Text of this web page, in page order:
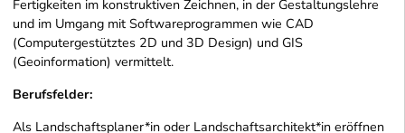
Fertigkeiten im konstruktiven Zeichnen, in der Gestaltungslehre
und im Umgang mit Softwareprogrammen wie CAD
(Computergestütztes 2D und 3D Design) und GIS
(Geoinformation) vermittelt.
Berufsfelder:
Als Landschaftsplaner*in oder Landschaftsarchitekt*in eröffnen